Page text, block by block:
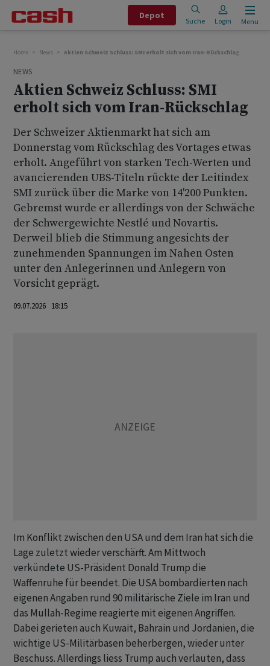
Depot
Suche Login Menu
Home News Aktien Schweiz Schluss: SMI erholt sich vom Iran-Rückschlag
NEWS
Aktien Schweiz Schluss: SMI
erholt sich vom Iran-Rückschlag
Der Schweizer Aktienmarkt hat sich am
Donnerstag vom Rückschlag des Vortages etwas
erholt. Angeführt von starken Tech-Werten und
avancierenden UBS-Titeln rückte der Leitindex
SMI zurück über die Marke von 14'200 Punkten.
Gebremst wurde er allerdings von der Schwäche
der Schwergewichte Nestlé und Novartis.
Derweil blieb die Stimmung angesichts der
zunehmenden Spannungen im Nahen Osten
unter den Anlegerinnen und Anlegern von
Vorsicht geprägt.
09.07.2026 18:15
Im Konflikt zwischen den USA und dem Iran hat sich die
Lage zuletzt wieder verschärft. Am Mittwoch
verkündete US-Präsident Donald Trump die
Waffenruhe für beendet. Die USA bombardierten nach
eigenen Angaben rund 90 militärische Ziele im Iran und
das Mullah-Regime reagierte mit eigenen Angriffen.
Dabei gerieten auch Kuwait, Bahrain und Jordanien, die
wichtige US-Militärbasen beherbergen, wieder unter
Beschuss. Allerdings liess Trump auch verlauten, dass